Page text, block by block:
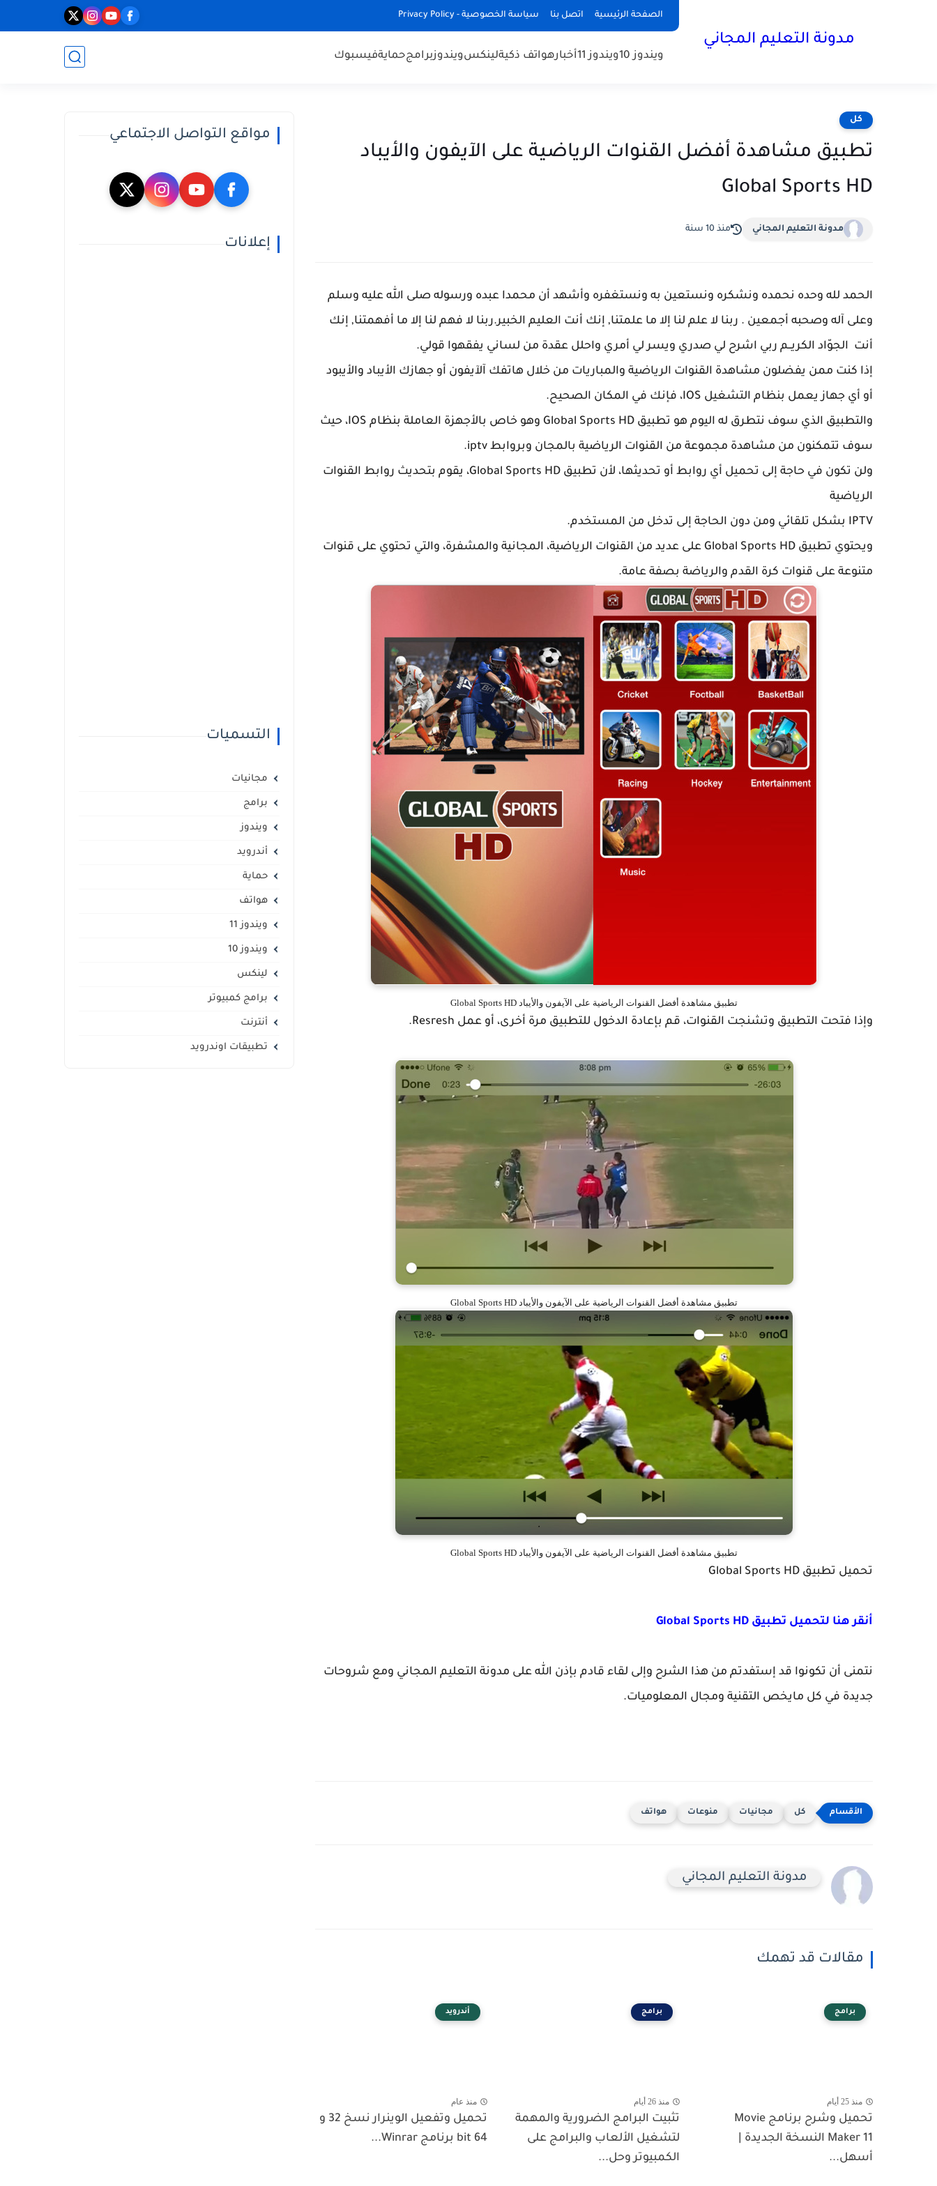
الصفحة الرئيسية اتصل بنا سياسة الخصوصية - Privacy Policy
مدونة التعليم المجاني
ويندوز 10 ويندوز 11 أخبارهواتف ذكيةلينكسويندوزبرامجحمايةفيسبوك
كل
تطبيق مشاهدة أفضل القنوات الرياضية على الآيفون والأيباد
Global Sports HD
مدونة التعليم المجاني منذ 10 سنة
الحمد لله وحده نحمده ونشكره ونستعين به ونستغفره وأشهد أن محمدا عبده ورسوله صلى الله عليه وسلم
وعلى آله وصحبه أجمعين . ربنا لا علم لنا إلا ما علمتنا, إنك أنت العليم الخبير.ربنا لا فهم لنا إلا ما أفهمتنا, إنك
أنت الجوّاد الكريــم ربي اشرح لي صدري ويسر لي أمري واحلل عقدة من لساني يفقهوا قولي.
إذا كنت ممن يفضلون مشاهدة القنوات الرياضية والمباريات من خلال هاتفك آلآيفون أو جهازك الأيباد والأيبود
أو أي جهاز يعمل بنظام التشغيل IOS، فإنك في المكان الصحيح.
والتطبيق الذي سوف نتطرق له اليوم هو تطبيق Global Sports HD وهو خاص بالأجهزة العاملة بنظام
IOS، حيث
سوف تتمكنون من مشاهدة مجموعة من القنوات الرياضية بالمجان وبروابط iptv.
ولن تكون في حاجة إلى تحميل أي روابط أو تحديثها، لأن تطبيق
Global Sports HD، يقوم بتحديث روابط القنوات
الرياضية
IPTV بشكل تلقائي ومن دون الحاجة إلى تدخل من المستخدم.
ويحتوي تطبيق Global Sports HD على عديد من القنوات الرياضية، المجانية والمشفرة، والتي تحتوي على قنوات
متنوعة على قنوات كرة القدم والرياضة بصفة عامة.
تطبيق مشاهدة أفضل القنوات الرياضية على الآيفون والأيباد Global Sports HD
وإذا فتحت التطبيق وتشنجت القنوات، قم بإعادة الدخول للتطبيق مرة أخرى، أو عمل Resresh.
تطبيق مشاهدة أفضل القنوات الرياضية على الآيفون والأيباد Global Sports HD
تطبيق مشاهدة أفضل القنوات الرياضية على الآيفون والأيباد Global Sports HD
تحميل تطبيق Global Sports HD
أنقر هنا لتحميل تطبيق Global Sports HD
نتمنى أن تكونوا قد إستفدتم من هذا الشرح وإلى لقاء قادم بإذن الله على مدونة التعليم المجاني ومع شروحات
جديدة في كل مايخص التقنية ومجال المعلوميات.
كل مجانيات منوعات هواتف
مدونة التعليم المجاني
مقالات قد تهمك
برامج
منذ 25 أيام
تحميل وشرح برنامج Movie
Maker 11 النسخة الجديدة |
أسهل...
برامج
منذ 26 أيام
تثبيت البرامج الضرورية والمهمة
لتشغيل الألعاب والبرامج على
الكمبيوتر وحل...
أندرويد
منذ عام
تحميل وتفعيل الوينرار نسخ 32 و
64 bit برنامج Winrar...
مواقع التواصل الاجتماعي
إعلانات
التسميات
مجانيات
برامج
ويندوز
أندرويد
حماية
هواتف
ويندوز 11
ويندوز 10
لينكس
برامج كمبيوتر
أنترنت
تطبيقات اوندرويد